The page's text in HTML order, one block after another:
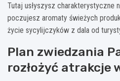
Tutaj usłyszysz charakterystyczne
poczujesz aromaty świeżych
życie sycylijczyków z dala od
Plan zwiedzania
rozłożyć atrakcje